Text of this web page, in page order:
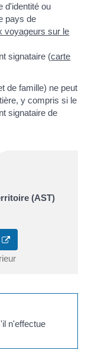
d'identité ou
pays de
voyageurs sur le
signataire (carte
de famille) ne peut
y compris si le
signataire de
(AST)
n'effectue